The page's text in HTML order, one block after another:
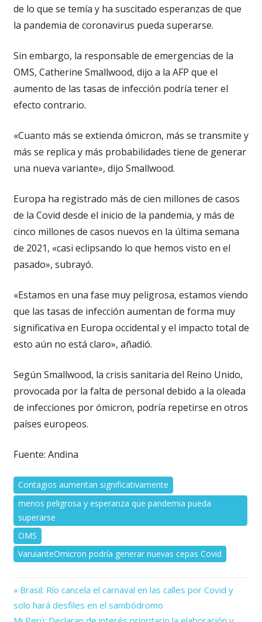
de lo que se temía y ha suscitado esperanzas de que
la pandemia de coronavirus pueda superarse.
Sin embargo, la responsable de emergencias de la
OMS, Catherine Smallwood, dijo a la AFP que el
aumento de las tasas de infección podría tener el
efecto contrario.
«Cuanto más se extienda ómicron, más se transmite y
más se replica y más probabilidades tiene de generar
una nueva variante», dijo Smallwood.
Europa ha registrado más de cien millones de casos
de la Covid desde el inicio de la pandemia, y más de
cinco millones de casos nuevos en la última semana
de 2021, «casi eclipsando lo que hemos visto en el
pasado», subrayó.
«Estamos en una fase muy peligrosa, estamos viendo
que las tasas de infección aumentan de forma muy
significativa en Europa occidental y el impacto total de
esto aún no está claro», añadió.
Según Smallwood, la crisis sanitaria del Reino Unido,
provocada por la falta de personal debido a la oleada
de infecciones por ómicron, podría repetirse en otros
países europeos.
Fuente: Andina
Contagios aumentan significativamente
menos peligrosa y esperanza que pandemia pueda
superarse
OMS
VaruianteOmicron podría generar nuevas cepas Covid
Navegación
de
Previous
Post:
Brasil: Río cancela el carnaval en las calles por Covid y
solo hará desfiles en el sambódromo